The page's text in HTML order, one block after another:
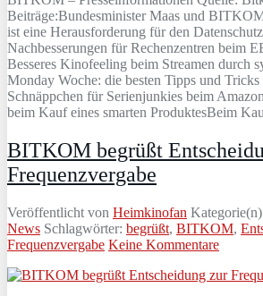
Beiträge:Bundesminister Maas und
ist eine Herausforderung für den
Nachbesserungen für Rechenzentren beim
Besseres Kinofeeling beim Streamen durch
Monday Woche: die besten Tipps und
Schnäppchen für Serienjunkies beim
beim Kauf eines smarten ProduktesBeim
BITKOM begrüßt
Frequenzvergabe
Veröffentlicht von Heimkinofan
News Schlagwörter: begrüßt, BITKOM,
Frequenzvergabe Keine Kommentare